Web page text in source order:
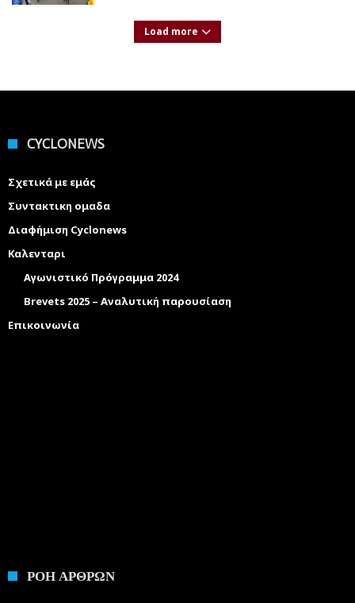
Load more
CYCLONEWS
Σχετικά με εμάς
Συντακτικη ομαδα
Διαφήμιση Cyclonews
Καλενταρι
Αγωνιστικό Πρόγραμμα 2024
Brevets 2025 – Αναλυτική παρουσίαση
Επικοινωνία
ΡΟΗ ΑΡΘΡΩΝ